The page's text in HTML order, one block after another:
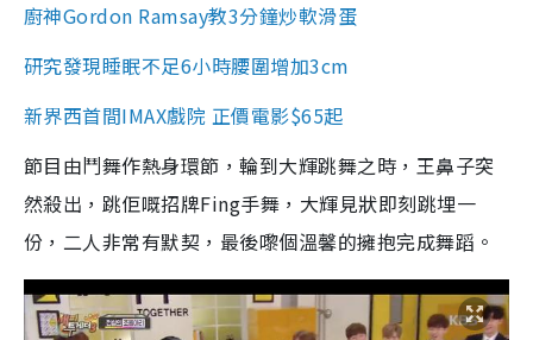
廚神Gordon Ramsay教3分鐘炒軟滑蛋
研究發現睡眠不足6小時腰圍增加3cm
新界西首間IMAX戲院 正價電影$65起
節目由鬥舞作熱身環節，輪到大輝跳舞之時，王鼻子突
然殺出，跳佢嘅招牌Fing手舞，大輝見狀即刻跳埋一
份，二人非常有默契，最後嚟個溫馨的擁抱完成舞蹈。